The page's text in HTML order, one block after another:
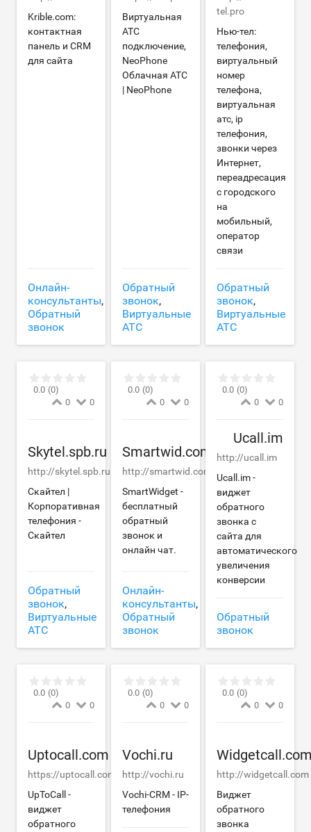
Krible.com:
контактная
панель и CRM
для сайта
Онлайн-
консультанты,
Обратный
звонок
Виртуальная
АТС
подключение,
NeoPhone
Облачная АТС
| NeoPhone
Обратный
звонок,
Виртуальные
АТС
tel.pro
Нью-тел:
телефония,
виртуальный
номер
телефона,
виртуальная
атс, ip
телефония,
звонки через
Интернет,
переадресация
с городского
на
мобильный,
оператор
связи
Обратный
звонок,
Виртуальные
АТС
0.0 (0)
0
0
Skytel.spb.ru
http://skytel.spb.ru
Скайтел |
Корпоративная
телефония -
Скайтел
Обратный
звонок,
Виртуальные
АТС
0.0 (0)
0
0
Smartwid.com
http://smartwid.com
SmartWidget -
бесплатный
обратный
звонок и
онлайн чат.
Онлайн-
консультанты,
Обратный
звонок
0.0 (0)
0
0
Ucall.im
http://ucall.im
Ucall.im -
виджет
обратного
звонка с
сайта для
автоматического
увеличения
конверсии
Обратный
звонок
0.0 (0)
0
0
Uptocall.com
https://uptocall.com
UpToCall -
виджет
обратного
0.0 (0)
0
0
Vochi.ru
http://vochi.ru
Vochi-CRM - IP-
телефония
0.0 (0)
0
0
http://widgetcall.com
Виджет
обратного
звонка